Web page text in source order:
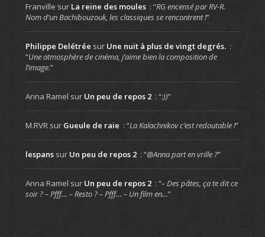
Franville sur La reine des moules : “RG encensé par RV-R.
Nom d’un Bachibouzouk, les classiques se rencontrent !”
Philippe Delétrée sur Une nuit à plus de vingt degrés. :
“Une atmosphère de cinéma, j’aime bien la composition de
l’image.”
Anna Ramel sur Un peu de repos 2 : “:))”
M.RVRsur Gueule de raie : “La Kalachnikov c’est redoutable !”
lespanssur Un peu de repos 2 : “@Anna part en vrille ?”
Anna Ramel sur Un peu de repos 2 : “– Des pâtes, ça te dit ce
soir ? – Pfff… – Resto ? – Pfff… – Un film en…”